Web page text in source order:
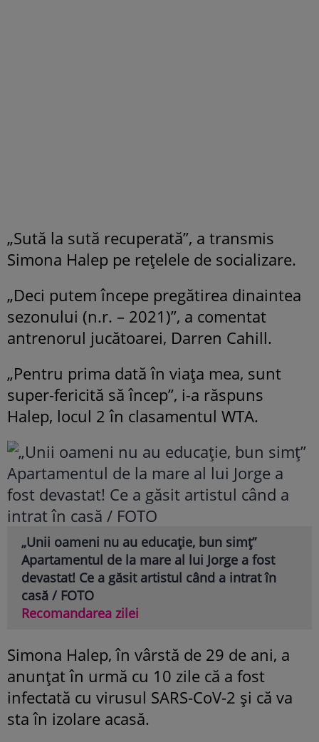
„Sută la sută recuperată”, a transmis
Simona Halep pe rețelele de socializare.
„Deci putem începe pregătirea dinaintea
sezonului (n.r. – 2021)”, a comentat
antrenorul jucătoarei, Darren Cahill.
„Pentru prima dată în viaţa mea, sunt
super-fericită să încep”, i-a răspuns
Halep, locul 2 în clasamentul WTA.
„Unii oameni nu au educație, bun simț”
Apartamentul de la mare al lui Jorge a fost
devastat! Ce a găsit artistul când a intrat în
casă / FOTO
Recomandarea zilei
Simona Halep, în vârstă de 29 de ani, a
anunțat în urmă cu 10 zile că a fost
infectată cu virusul SARS-CoV-2 și că va
sta în izolare acasă.